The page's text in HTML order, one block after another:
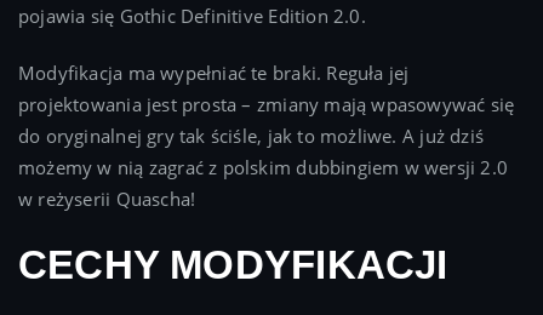
pojawia się Gothic Definitive Edition 2.0.
Modyfikacja ma wypełniać te braki. Reguła jej
projektowania jest prosta – zmiany mają wpasowywać się
do oryginalnej gry tak ściśle, jak to możliwe. A już dziś
możemy w nią zagrać z polskim dubbingiem w wersji 2.0
w reżyserii Quascha!
CECHY MODYFIKACJI